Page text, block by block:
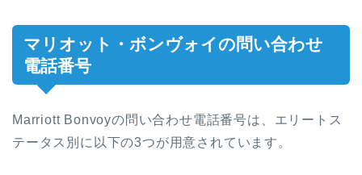
マリオット・ボンヴォイの問い合わせ
電話番号
Marriott Bonvoyの問い合わせ電話番号は、エリートス
テータス別に以下の3つが用意されています。